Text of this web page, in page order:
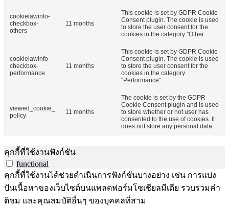
cookielawinfo-
checkbox-
others
11 months
This cookie is set by GDPR Cookie
Consent plugin. The cookie is used
to store the user consent for the
cookies in the category "Other.
cookielawinfo-
checkbox-
performance
11 months
This cookie is set by GDPR Cookie
Consent plugin. The cookie is used
to store the user consent for the
cookies in the category
"Performance".
viewed_cookie_
policy
11 months
The cookie is set by the GDPR
Cookie Consent plugin and is used
to store whether or not user has
consented to the use of cookies. It
does not store any personal data.
คุกกี้ที่ใช้งานฟังก์ชัน
functional
คุกกี้ที่ใช้งานได้ช่วยดำเนินการฟังก์ชันบางอย่าง เช่น การแบ่ง
ปันเนื้อหาของเว็บไซต์บนแพลตฟอร์มโซเชียลมีเดีย รวบรวมคำ
ติชม และคุณสมบัติอื่นๆ ของบุคคลที่สาม